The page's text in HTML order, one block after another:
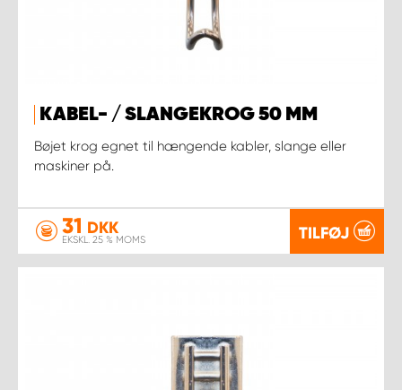
KABEL- / SLANGEKROG 50 MM
Bøjet krog egnet til hængende kabler, slange eller
maskiner på.
31 DKK
EKSKL. 25 % MOMS TILFØJ